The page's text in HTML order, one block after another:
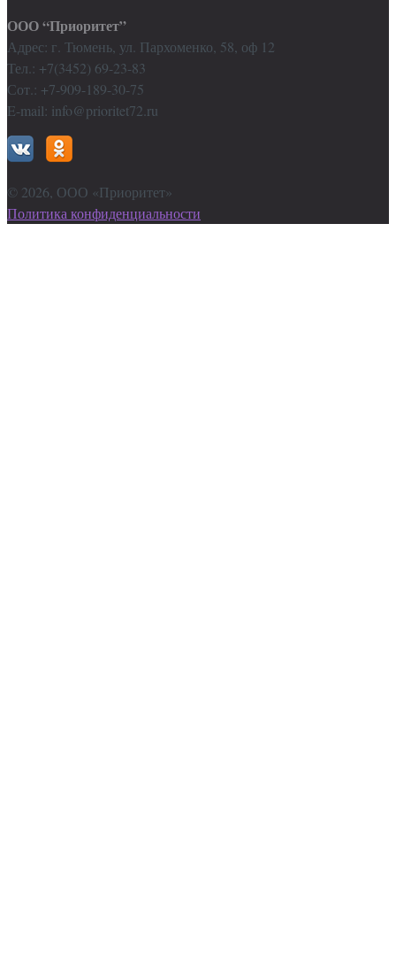
ООО “Приоритет”
Адрес: г. Тюмень, ул. Пархоменко, 58, оф 12
Тел.: +7(3452) 69-23-83
Сот.: +7-909-189-30-75
E-mail: info@prioritet72.ru
© 2026, ООО «Приоритет»
Политика конфиденциальности